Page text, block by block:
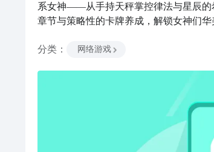
系女神——从手持天秤掌控律法与星辰的
章节与策略性的卡牌养成，解锁女神们
圣领域，体验一场融合史诗叙事、深度养
分类 ： 网络游戏